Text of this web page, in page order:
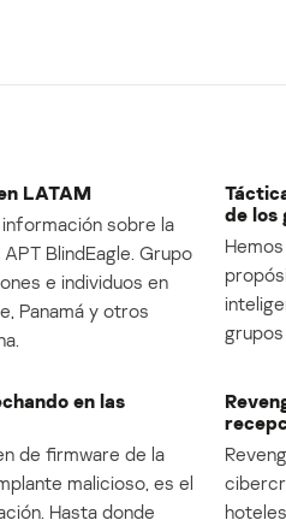
LATAM
sobre la
BlindEagle. Grupo
e individuos en
Panamá y otros
de los
en las
de firmware de la
malicioso, es el
Hasta donde